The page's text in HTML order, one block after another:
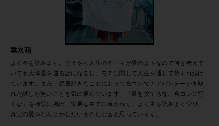
垂水萌
よく本を読みます。どうやら人生のテーマが愛のようなので何を考えて
いても大体愛を巡る話になるし、モテに関して人生を通じて苛まれ続け
ています。また、読書好きなことによって合コンでアドバンテージを取
れた試しが無いことを気に病んでいます。「書を捨てるな、合コンに行
くな」を標語に掲げ、安易なモテに流されず、よく本を読みよく学び、
真実の愛をなんとかしたいものだなぁと思っています。